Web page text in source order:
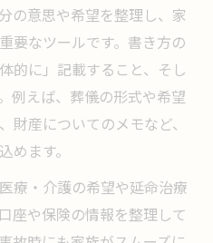
の意思や希望を整理し、家
要なツールです。書き方の
的に」記載すること、そし
例えば、葬儀の形式や希望
財産についてのメモなど、
めます。
療・介護の希望や延命治療
座や保険の情報を整理して